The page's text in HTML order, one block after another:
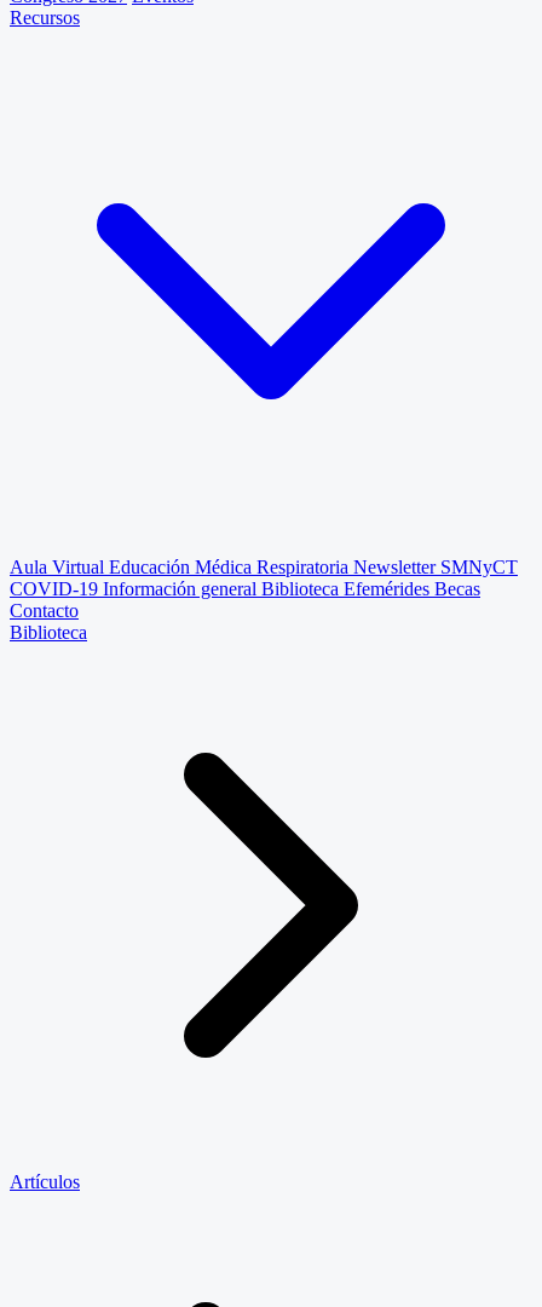
Recursos
Aula Virtual Educación Médica Respiratoria Newsletter SMNyCT
COVID-19 Información general Biblioteca Efemérides Becas
Contacto
Biblioteca
Artículos